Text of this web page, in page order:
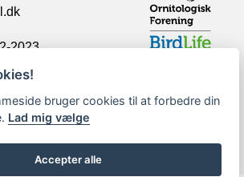
2023
bruger cookies til at forbedre din
Lad mig vælge
Accepter alle